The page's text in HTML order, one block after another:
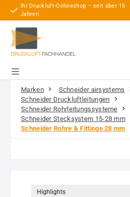
Zum Hauptinhalt springen
Ihr Druckluft-Onlineshop – seit über 15
Jahren
Marken
Schneider airsystems
Schneider Druckluftleitungen
Schneider Rohrleitungssysteme
Schneider Stecksystem 15-28 mm
Schneider Rohre & Fittinge 28 mm